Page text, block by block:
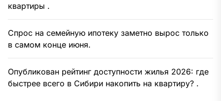
квартиры .
Спрос на семейную ипотеку заметно вырос только
в самом конце июня.
Опубликован рейтинг доступности жилья 2026: где
быстрее всего в Сибири накопить на квартиру? .